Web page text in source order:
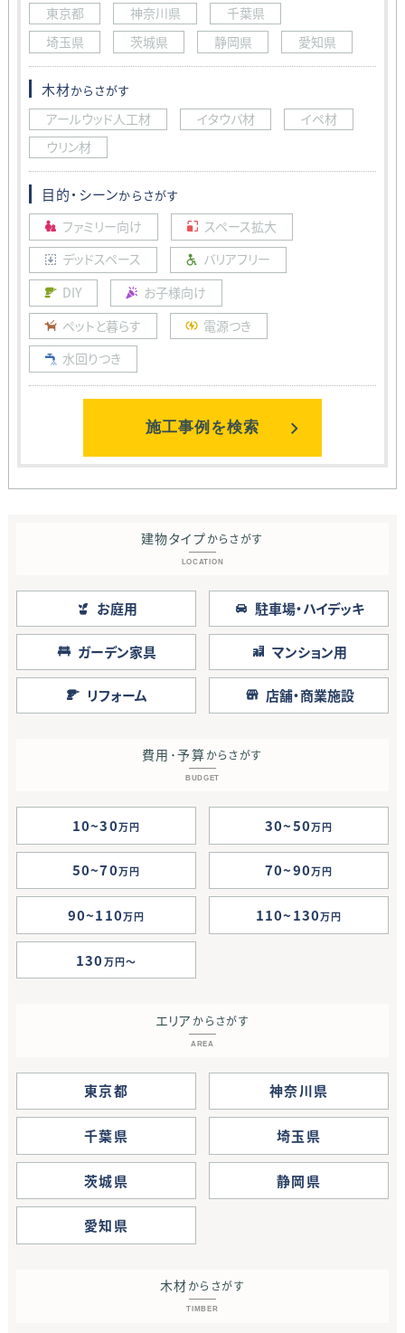
東京都 神奈川県
千葉県
埼玉県
茨城県 静岡県 愛知県
木材からさがす
アールウッド人工材 イタウバ材
イペ材
ウリン材
目的・シーンからさがす
ファミリー向け
スペース拡大
デッドスペース
バリアフリー
DIY
お子様向け
ペットと暮らす
電源つき
水回りつき
施工事例を検索
建物タイプからさがす
LOCATION
お庭用 駐車場・ハイデッキ
ガーデン家具 マンション用
リフォーム 店舗・商業施設
費用･予算からさがす
BUDGET
10~30万円 30~50万円
50~70万円 70~90万円
90~110万円 110~130万円
130万円
エリア からさがす
AREA
東京都 神奈川県
千葉県 埼玉県
茨城県 静岡県
愛知県
木材からさがす
TIMBER